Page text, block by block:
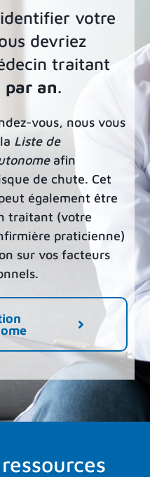
votre
devriez
traitant
par an.
vous, nous vous
Liste de
afin
de chute. Cet
également être
traitant (votre
praticienne)
sur vos facteurs